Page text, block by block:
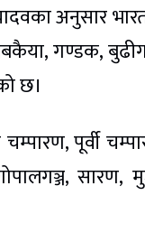
अनुसार
गण्डक,
छ।
चम्पारण, पूर्वी